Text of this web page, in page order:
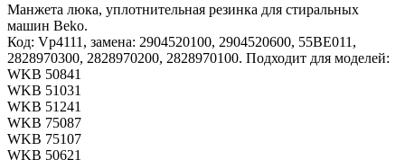
Манжета люка, уплотнительная резинка для стиральных
машин Beko.
Код: Vp4111, замена: 2904520100, 2904520600, 55BE011,
2828970300, 2828970200, 2828970100. Подходит для моделей:
WKB 50841
WKB 51031
WKB 51241
WKB 75087
WKB 75107
WKB 50621